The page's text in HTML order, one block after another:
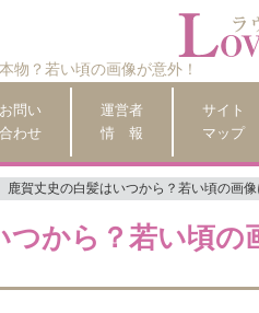
物？若い頃の画像が意外！
お問い
合わせ
運営者
情 報
サイト
マップ
鹿賀丈史の白髪はいつから？若い頃の画像
つから？若い頃の